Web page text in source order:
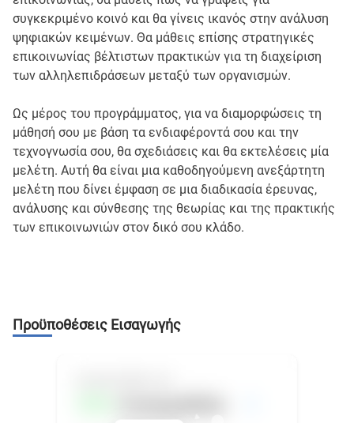
συγκεκριμένο κοινό και θα γίνεις ικανός στην ανάλυση
ψηφιακών κειμένων. Θα μάθεις επίσης στρατηγικές
επικοινωνίας βέλτιστων πρακτικών για τη διαχείριση
των αλληλεπιδράσεων μεταξύ των οργανισμών.
Ως μέρος του προγράμματος, για να διαμορφώσεις τη
μάθησή σου με βάση τα ενδιαφέροντά σου και την
τεχνογνωσία σου, θα σχεδιάσεις και θα εκτελέσεις μία
μελέτη. Αυτή θα είναι μια καθοδηγούμενη ανεξάρτητη
μελέτη που δίνει έμφαση σε μια διαδικασία έρευνας,
ανάλυσης και σύνθεσης της θεωρίας και της πρακτικής
των επικοινωνιών στον δικό σου κλάδο.
Προϋποθέσεις Εισαγωγής